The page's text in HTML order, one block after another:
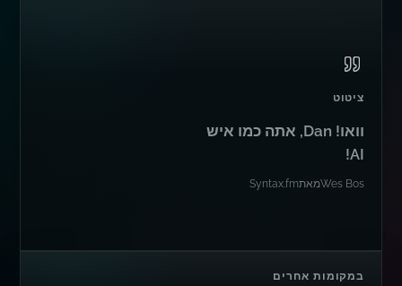
ציטוט
וואו! Dan, אתה כמו איש
AI!
Wes BosמאתSyntax.fm
במקומות אחרים